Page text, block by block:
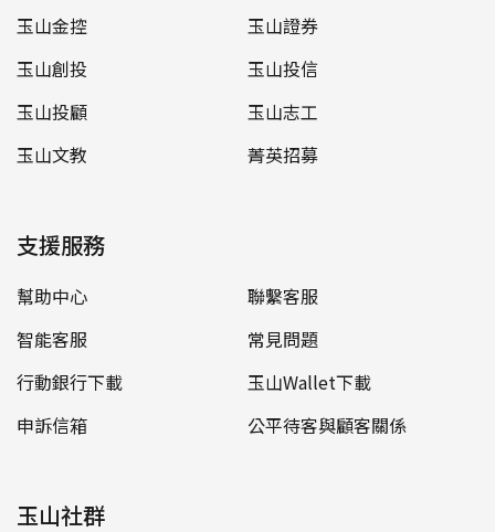
玉山金控
玉山證券
玉山創投
玉山投信
玉山投顧
玉山志工
玉山文教
菁英招募
支援服務
幫助中心
聯繫客服
智能客服
常見問題
行動銀行下載
玉山Wallet下載
申訴信箱
公平待客與顧客關係
玉山社群